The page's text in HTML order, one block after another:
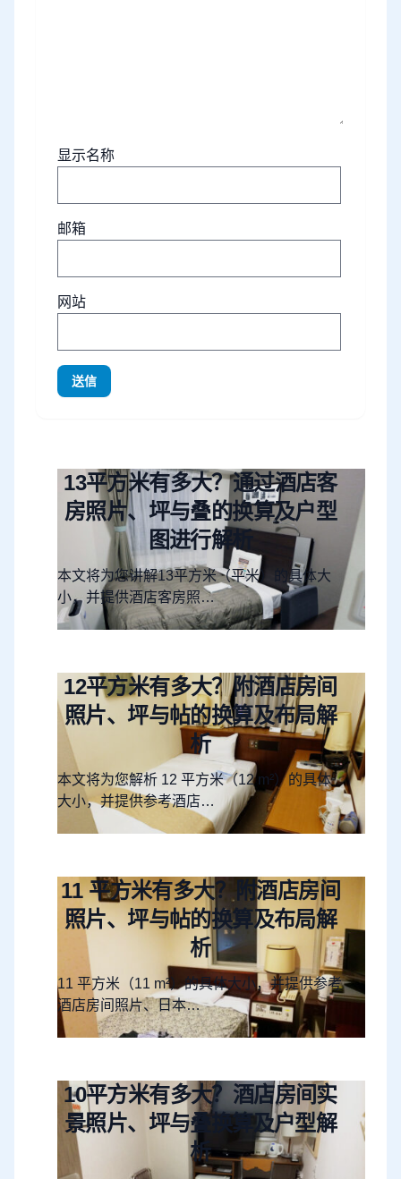
显示名称
邮箱
网站
送信
13平方米有多大？通过酒店客
房照片、坪与叠的换算及户型
图进行解析
本文将为您讲解13平方米（平米）的具体大
小，并提供酒店客房照…
12平方米有多大？附酒店房间
照片、坪与帖的换算及布局解
析
本文将为您解析 12 平方米（12 m²）的具体
大小，并提供参考酒店…
11 平方米有多大？附酒店房间
照片、坪与帖的换算及布局解
析
11 平方米（11 m²）的具体大小，并提供参考
酒店房间照片、日本…
10平方米有多大？酒店房间实
景照片、坪与叠换算及户型解
析